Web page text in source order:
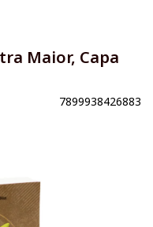
Maior, Capa
7899938426883